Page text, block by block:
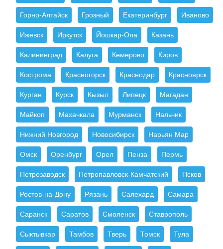
Горно-Алтайск Грозный Екатеринбург Иваново
Ижевск Иркутск Йошкар-Ола Казань
Калининград Калуга Кемерово Киров
Кострома Красногорск Краснодар Красноярск
Курган Курск Кызыл Липецк Магадан
Майкоп Махачкала Мурманск Нальчик
Нижний Новгород Новосибирск Нарьян Мар
Омск Оренбург Орел Пенза Пермь
Петрозаводск Петропавловск-Камчатский Псков
Ростов-на-Дону Рязань Салехард Самара
Саранск Саратов Смоленск Ставрополь
Сыктывкар Тамбов Тверь Томск Тула